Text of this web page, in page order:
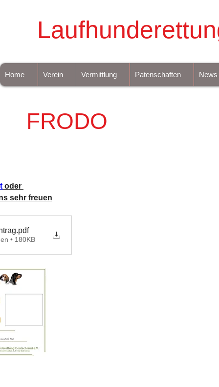
Home Verein Vermittlung Patenschaften News
FRODO
oder
sehr freuen
.pdf
• 180KB